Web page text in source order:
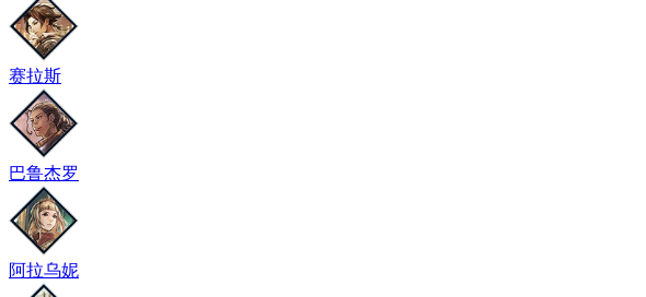
赛拉斯
巴鲁杰罗
阿拉乌妮